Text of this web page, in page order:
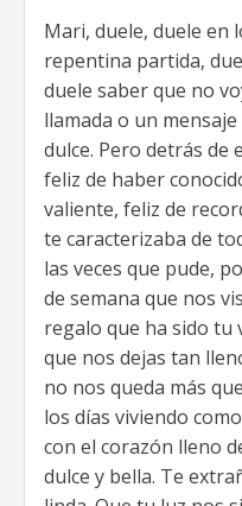
Mari, duele, duele en
repentina partida,
duele saber que no
llamada o un
dulce. Pero detrás de
feliz de haber
valiente, feliz de
te caracterizaba de
las veces que pude,
de semana que nos
regalo que ha sido tu
que nos dejas tan
no nos queda más
los días viviendo
con el corazón lleno
dulce y bella. Te